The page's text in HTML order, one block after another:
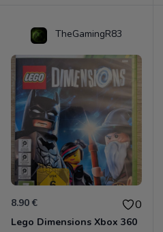
TheGamingR83
8.90 € 0
Lego Dimensions Xbox 360